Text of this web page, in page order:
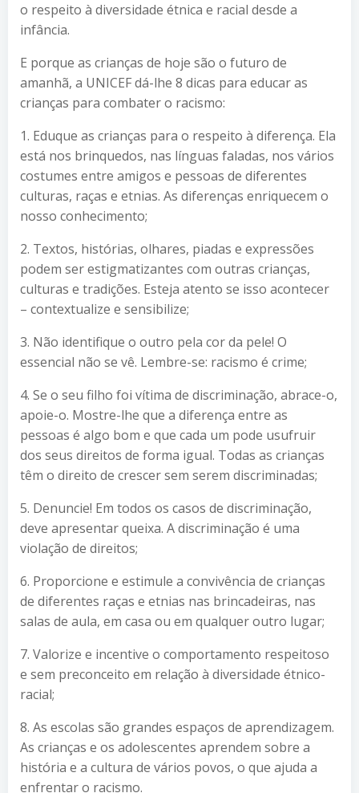
o respeito à diversidade étnica e racial desde a
infância.
E porque as crianças de hoje são o futuro de
amanhã, a UNICEF dá-lhe 8 dicas para educar as
crianças para combater o racismo:
1. Eduque as crianças para o respeito à diferença. Ela
está nos brinquedos, nas línguas faladas, nos vários
costumes entre amigos e pessoas de diferentes
culturas, raças e etnias. As diferenças enriquecem o
nosso conhecimento;
2. Textos, histórias, olhares, piadas e expressões
podem ser estigmatizantes com outras crianças,
culturas e tradições. Esteja atento se isso acontecer
– contextualize e sensibilize;
3. Não identifique o outro pela cor da pele! O
essencial não se vê. Lembre-se: racismo é crime;
4. Se o seu filho foi vítima de discriminação, abrace-o,
apoie-o. Mostre-lhe que a diferença entre as
pessoas é algo bom e que cada um pode usufruir
dos seus direitos de forma igual. Todas as crianças
têm o direito de crescer sem serem discriminadas;
5. Denuncie! Em todos os casos de discriminação,
deve apresentar queixa. A discriminação é uma
violação de direitos;
6. Proporcione e estimule a convivência de crianças
de diferentes raças e etnias nas brincadeiras, nas
salas de aula, em casa ou em qualquer outro lugar;
7. Valorize e incentive o comportamento respeitoso
e sem preconceito em relação à diversidade étnico-
racial;
8. As escolas são grandes espaços de aprendizagem.
As crianças e os adolescentes aprendem sobre a
história e a cultura de vários povos, o que ajuda a
enfrentar o racismo.